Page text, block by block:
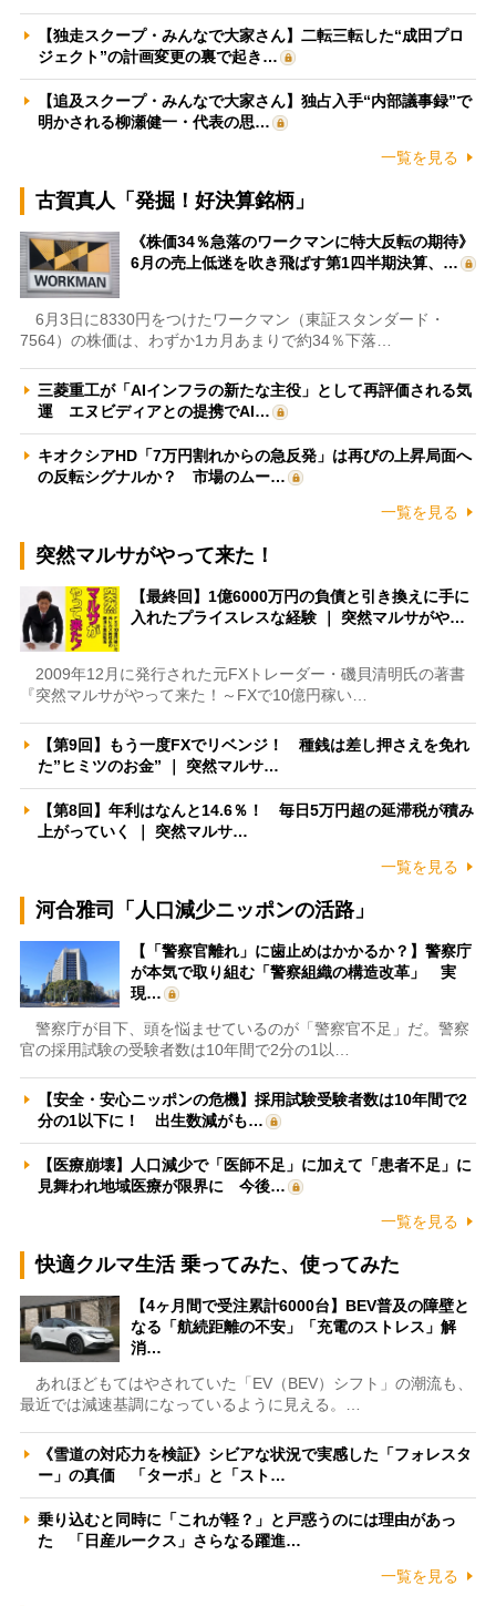
【独走スクープ・みんなで大家さん】二転三転した“成田プロ
ジェクト”の計画変更の裏で起き…
【追及スクープ・みんなで大家さん】独占入手“内部議事録”で
明かされる柳瀬健一・代表の思…
一覧を見る
古賀真人「発掘！好決算銘柄」
《株価34％急落のワークマンに特大反転の期待》
6月の売上低迷を吹き飛ばす第1四半期決算、…
6月3日に8330円をつけたワークマン（東証スタンダード・
7564）の株価は、わずか1カ月あまりで約34％下落…
三菱重工が「AIインフラの新たな主役」として再評価される気
運 エヌビディアとの提携でAI…
キオクシアHD「7万円割れからの急反発」は再びの上昇局面へ
の反転シグナルか？ 市場のムー…
一覧を見る
突然マルサがやって来た！
【最終回】1億6000万円の負債と引き換えに手に
入れたプライスレスな経験 ｜ 突然マルサがや…
2009年12月に発行された元FXトレーダー・磯貝清明氏の著書
『突然マルサがやって来た！～FXで10億円稼い…
【第9回】もう一度FXでリベンジ！ 種銭は差し押さえを免れ
た”ヒミツのお金” ｜ 突然マルサ…
【第8回】年利はなんと14.6％！ 毎日5万円超の延滞税が積み
上がっていく ｜ 突然マルサ…
一覧を見る
河合雅司「人口減少ニッポンの活路」
【「警察官離れ」に歯止めはかかるか？】警察庁
が本気で取り組む「警察組織の構造改革」 実
現…
警察庁が目下、頭を悩ませているのが「警察官不足」だ。警察
官の採用試験の受験者数は10年間で2分の1以…
【安全・安心ニッポンの危機】採用試験受験者数は10年間で2
分の1以下に！ 出生数減がも…
【医療崩壊】人口減少で「医師不足」に加えて「患者不足」に
見舞われ地域医療が限界に 今後…
一覧を見る
快適クルマ生活 乗ってみた、使ってみた
【4ヶ月間で受注累計6000台】BEV普及の障壁と
なる「航続距離の不安」「充電のストレス」解
消…
あれほどもてはやされていた「EV（BEV）シフト」の潮流も、
最近では減速基調になっているように見える。…
《雪道の対応力を検証》シビアな状況で実感した「フォレスタ
ー」の真価 「ターボ」と「スト…
乗り込むと同時に「これが軽？」と戸惑うのには理由があっ
た 「日産ルークス」さらなる躍進…
一覧を見る